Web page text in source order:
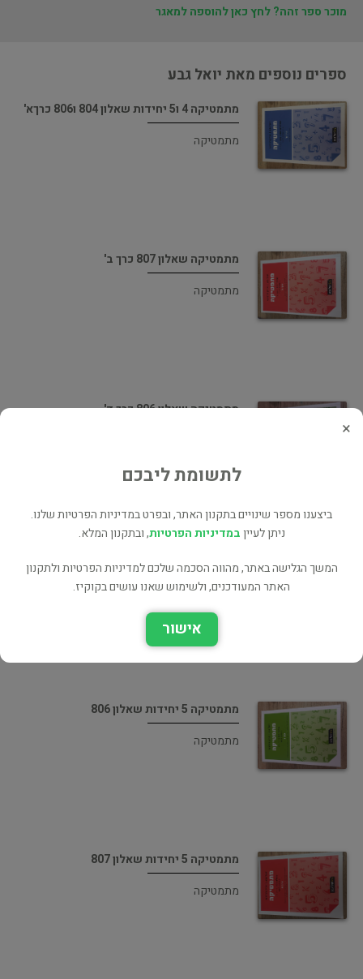
מוכר ספר זהה? לחץ כאן להוספה למאגר
ספרים נוספים מאת יואל גבע
מתמטיקה 4 ו5 יחידות שאלון 804 ו806 כרךא'
מתמטיקה
מתמטיקה שאלון 807 כרך ב'
מתמטיקה
מתמטיקה שאלון 806 כרך ד'
מתמטיקה שאלונים 804 ו806 כרך ב'
מתמטיקה
מתמטיקה 5 יחידות שאלון 806
מתמטיקה
מתמטיקה 5 יחידות שאלון 807
מתמטיקה
×
לתשומת ליבכם
ביצענו מספר שינויים בתקנון האתר, ובפרט במדיניות הפרטיות שלנו.
ניתן לעייןבמדיניות הפרטיות, ובתקנון המלא.
המשך הגלישה באתר, מהווה הסכמה שלכם למדיניות הפרטיות ולתקנון
האתר המעודכנים, ולשימוש שאנו עושים בקוקיז.
אישור